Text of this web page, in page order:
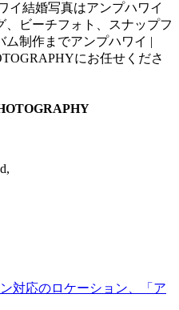
イ結婚写真はアンプハワイ
ビーチフォト、スナップフ
ム制作までアンプハワイ |
にお任せくださ
対応のロケーション、「ア